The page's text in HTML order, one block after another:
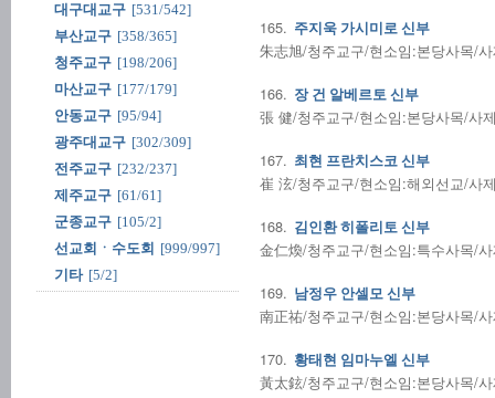
대구대교구 [531/542]
부산교구 [358/365]
청주교구 [198/206]
마산교구 [177/179]
안동교구 [95/94]
광주대교구 [302/309]
전주교구 [232/237]
제주교구 [61/61]
군종교구 [105/2]
선교회ㆍ수도회 [999/997]
기타 [5/2]
165. 주지욱 가시미로 신부
朱志旭/청주교구/현소임:본당사목/
166. 장 건 알베르토 신부
張 健/청주교구/현소임:본당사목/사
167. 최현 프란치스코 신부
崔 泫/청주교구/현소임:해외선교/사
168. 김인환 히폴리토 신부
金仁煥/청주교구/현소임:특수사목/
169. 남정우 안셀모 신부
南正祐/청주교구/현소임:본당사목/
170. 황태현 임마누엘 신부
黃太鉉/청주교구/현소임:본당사목/